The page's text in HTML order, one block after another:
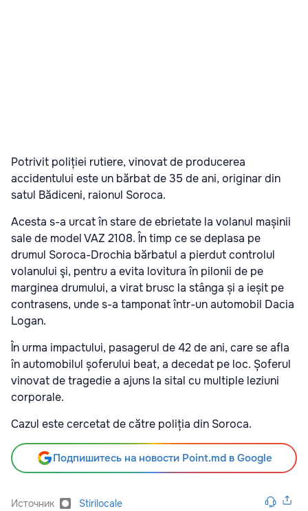
Potrivit poliției rutiere, vinovat de producerea
accidentului este un bărbat de 35 de ani, originar din
satul Bădiceni, raionul Soroca.
Acesta s-a urcat în stare de ebrietate la volanul mașinii
sale de model VAZ 2108. În timp ce se deplasa pe
drumul Soroca-Drochia bărbatul a pierdut controlul
volanului şi, pentru a evita lovitura în pilonii de pe
marginea drumului, a virat brusc la stânga și a ieșit pe
contrasens, unde s-a tamponat într-un automobil Dacia
Logan.
În urma impactului, pasagerul de 42 de ani, care se afla
în automobilul șoferului beat, a decedat pe loc. Șoferul
vinovat de tragedie a ajuns la sital cu multiple leziuni
corporale.
Cazul este cercetat de către poliția din Soroca.
Подпишитесь на новости Point.md в Google
Источник Stirilocale